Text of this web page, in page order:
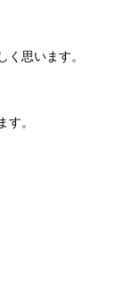
思います。
。